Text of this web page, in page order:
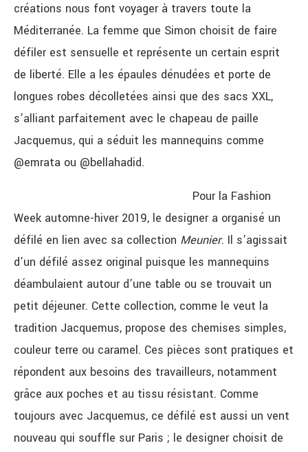
créations nous font voyager à travers toute la
Méditerranée. La femme que Simon choisit de faire
défiler est sensuelle et représente un certain esprit
de liberté. Elle a les épaules dénudées et porte de
longues robes décolletées ainsi que des sacs XXL,
s’alliant parfaitement avec le chapeau de paille
Jacquemus, qui a séduit les mannequins comme
@emrata ou @bellahadid.
Pour la Fashion
Week automne-hiver 2019, le designer a organisé un
défilé en lien avec sa collection Meunier. Il s’agissait
d’un défilé assez original puisque les mannequins
déambulaient autour d’une table ou se trouvait un
petit déjeuner. Cette collection, comme le veut la
tradition Jacquemus, propose des chemises simples,
couleur terre ou caramel. Ces pièces sont pratiques et
répondent aux besoins des travailleurs, notamment
grâce aux poches et au tissu résistant. Comme
toujours avec Jacquemus, ce défilé est aussi un vent
nouveau qui souffle sur Paris ; le designer choisit de